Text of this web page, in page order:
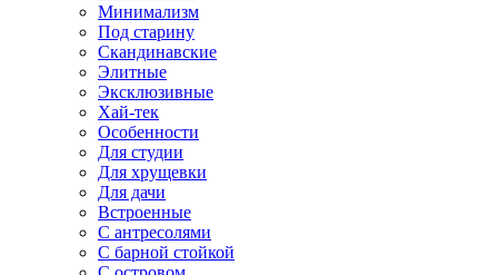
Минимализм
Под старину
Скандинавские
Элитные
Эксклюзивные
Хай-тек
Особенности
Для студии
Для хрущевки
Для дачи
Встроенные
С антресолями
С барной стойкой